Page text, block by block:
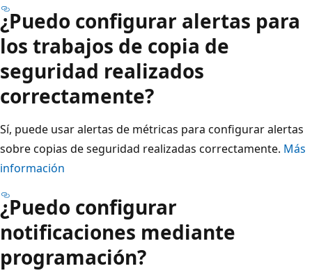
¿Puedo configurar alertas para
los trabajos de copia de
seguridad realizados
correctamente?
Sí, puede usar alertas de métricas para configurar alertas
sobre copias de seguridad realizadas correctamente. Más
información
¿Puedo configurar
notificaciones mediante
programación?